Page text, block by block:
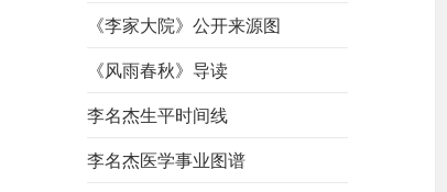
《李家大院》公开来源图
《风雨春秋》导读
李名杰生平时间线
李名杰医学事业图谱